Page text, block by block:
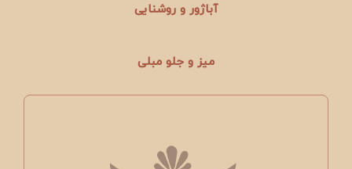
آباژور و روشنایی
میز و جلو مبلی